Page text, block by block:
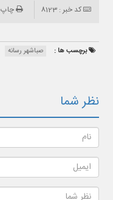
کد خبر : 8123
چاپ
برچسب ها : صباشهر رسانه
نظر شما